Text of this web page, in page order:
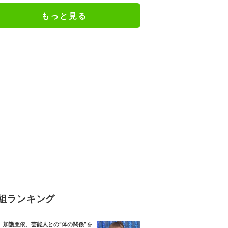
もっと見る
ランキング
加護亜依、芸能人との“体の関係”を